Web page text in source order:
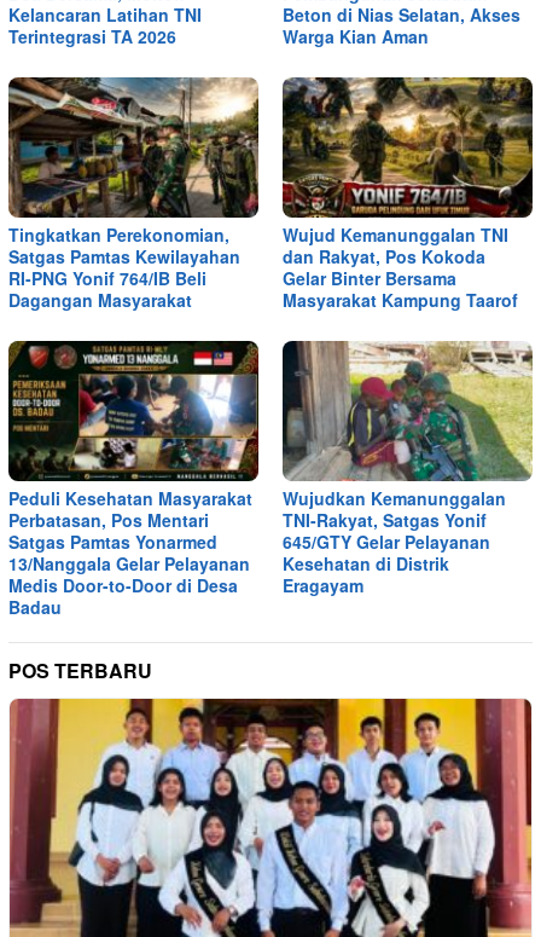
Kelancaran Latihan TNI
Terintegrasi TA 2026
Beton di Nias Selatan, Akses
Warga Kian Aman
Tingkatkan Perekonomian,
Satgas Pamtas Kewilayahan
RI-PNG Yonif 764/IB Beli
Dagangan Masyarakat
Wujud Kemanunggalan TNI
dan Rakyat, Pos Kokoda
Gelar Binter Bersama
Masyarakat Kampung Taarof
Peduli Kesehatan Masyarakat
Perbatasan, Pos Mentari
Satgas Pamtas Yonarmed
13/Nanggala Gelar Pelayanan
Medis Door-to-Door di Desa
Badau
Wujudkan Kemanunggalan
TNI-Rakyat, Satgas Yonif
645/GTY Gelar Pelayanan
Kesehatan di Distrik
Eragayam
POS TERBARU